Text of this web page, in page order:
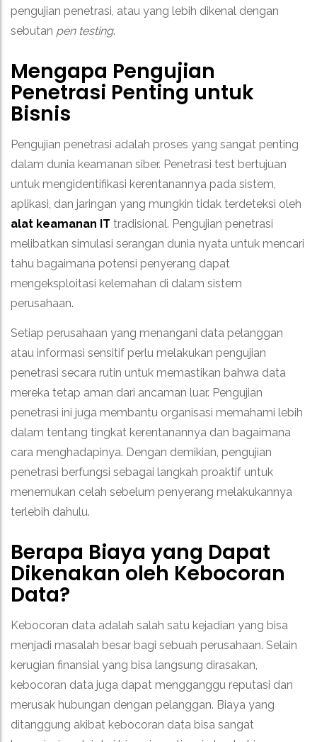
pengujian penetrasi, atau yang lebih dikenal dengan
sebutan pen testing.
Mengapa Pengujian
Penetrasi Penting untuk
Bisnis
Pengujian penetrasi adalah proses yang sangat penting
dalam dunia keamanan siber. Penetrasi test bertujuan
untuk mengidentifikasi kerentanannya pada sistem,
aplikasi, dan jaringan yang mungkin tidak terdeteksi oleh
alat keamanan IT tradisional. Pengujian penetrasi
melibatkan simulasi serangan dunia nyata untuk mencari
tahu bagaimana potensi penyerang dapat
mengeksploitasi kelemahan di dalam sistem
perusahaan.
Setiap perusahaan yang menangani data pelanggan
atau informasi sensitif perlu melakukan pengujian
penetrasi secara rutin untuk memastikan bahwa data
mereka tetap aman dari ancaman luar. Pengujian
penetrasi ini juga membantu organisasi memahami lebih
dalam tentang tingkat kerentanannya dan bagaimana
cara menghadapinya. Dengan demikian, pengujian
penetrasi berfungsi sebagai langkah proaktif untuk
menemukan celah sebelum penyerang melakukannya
terlebih dahulu.
Berapa Biaya yang Dapat
Dikenakan oleh Kebocoran
Data?
Kebocoran data adalah salah satu kejadian yang bisa
menjadi masalah besar bagi sebuah perusahaan. Selain
kerugian finansial yang bisa langsung dirasakan,
kebocoran data juga dapat mengganggu reputasi dan
merusak hubungan dengan pelanggan. Biaya yang
ditanggung akibat kebocoran data bisa sangat